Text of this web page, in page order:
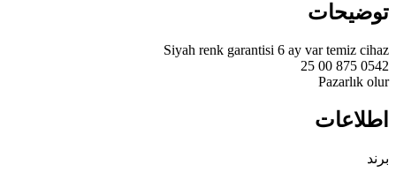
توضیحات
Pazarlık olur
اطلاعات
برند